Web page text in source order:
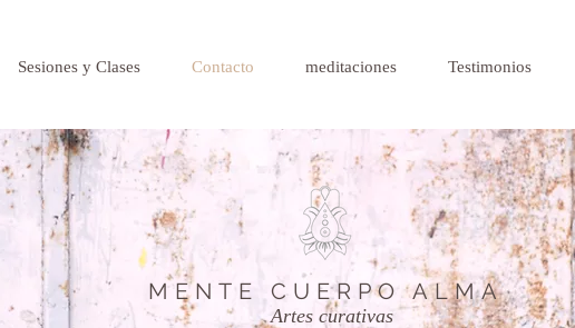
Sesiones y Clases Contacto meditaciones Testimonios
Artes curativas
MENTE CUERPO ALMA